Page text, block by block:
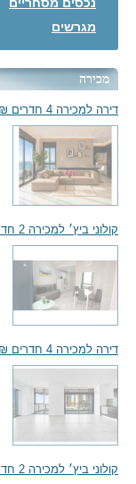
נכסים מסחריים
מגרשים
מכירה
דירה למכירה 4 חדרים 4,080,000₪
קולוני ביץ׳ למכירה 2 חדרים 1,450,000₪
דירה למכירה 4 חדרים 3,600,000₪
קולוני ביץ׳ למכירה 2 חדרים 2,550,000₪